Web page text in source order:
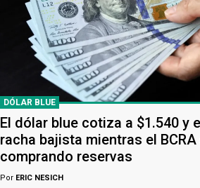
DÓLAR BLUE
El dólar blue cotiza a $1.540 y
racha bajista mientras el
comprando reservas
Por ERIC NESICH